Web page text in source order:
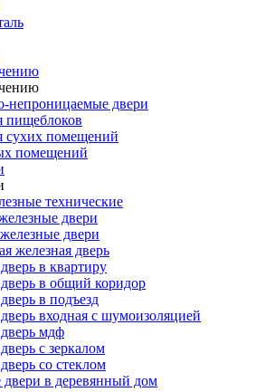
непроницаемые двери
пищеблоков
сухих помещений
помещений
технические
двери
двери
железная дверь
в квартиру
в общий коридор
в подъезд
входная с шумоизоляцией
мдф
с зеркалом
со стеклом
в деревянный дом